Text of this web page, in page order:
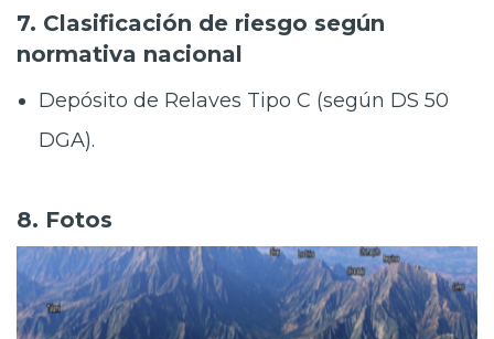
7. Clasificación de riesgo según
normativa nacional
Depósito de Relaves Tipo C (según DS 50
DGA).
8. Fotos